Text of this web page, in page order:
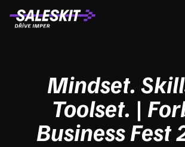
Mindset.
Toolset. |
Business Fest